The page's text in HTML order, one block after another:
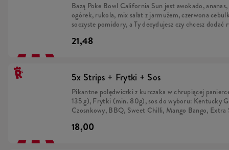
Bazą Poke Bowl California Sun jest awokado, ananas,
ogórek, rukola, mix sałat z jarmużem, czerwona
soczyste pomidory, a Ty decydujesz czy chcesz dodać
chcesz chrupiące bites lub wersję vege z serem
21,48
5x Strips + Frytki + Sos
Pikantne polędwiczki z kurczaka w chrupiącej
135 g), Frytki (min. 80g), sos do wyboru: Kentucky
Czosnkowy, BBQ, Sweet Chilli, Mango Bango, Extra
18,00